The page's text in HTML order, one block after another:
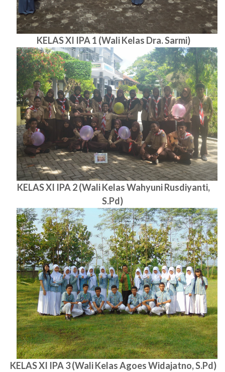
KELAS XI IPA 1 (Wali Kelas Dra. Sarmi)
KELAS XI IPA 2 (Wali Kelas Wahyuni Rusdiyanti,
S.Pd)
KELAS XI IPA 3 (Wali Kelas Agoes Widajatno, S.Pd)